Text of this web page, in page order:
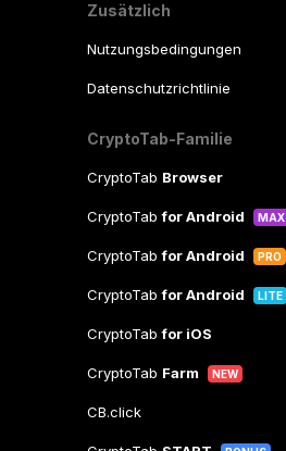
Zusätzlich
Nutzungsbedingungen
Datenschutzrichtlinie
CryptoTab-Familie
CryptoTab Browser
CryptoTabfor Android MAX
CryptoTabfor Android PRO
CryptoTabfor Android LITE
CryptoTabfor iOS
CryptoTab Farm NEW
CB.click